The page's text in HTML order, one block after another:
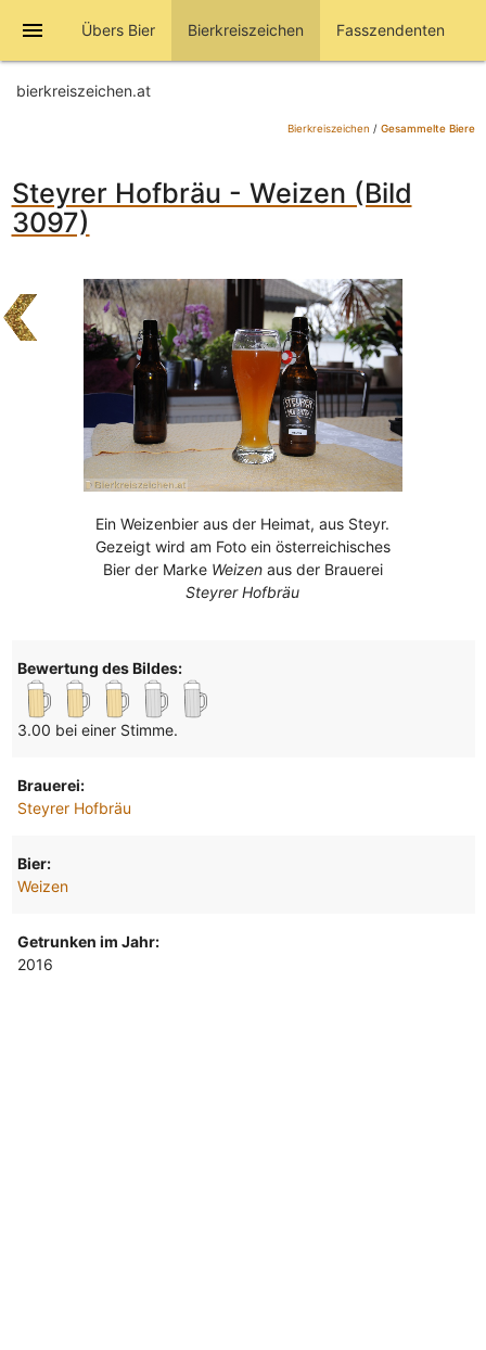
menu Übers Bier Bierkreiszeichen Fasszendenten
bierkreiszeichen.at
Bierkreiszeichen / Gesammelte Biere
Steyrer Hofbräu - Weizen (Bild
3097)
Ein Weizenbier aus der Heimat, aus Steyr.
Gezeigt wird am Foto ein österreichisches
Bier der Marke Weizenaus der Brauerei
Steyrer Hofbräu
Bewertung des Bildes:
3.00 bei einer Stimme.
Brauerei:
Steyrer Hofbräu
Bier:
Weizen
Getrunken im Jahr:
2016